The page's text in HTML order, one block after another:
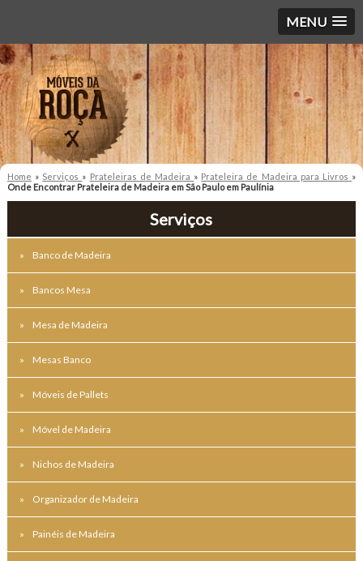
MENU
Home » Serviços » Prateleiras de Madeira » Prateleira de Madeira para Livros »
Onde Encontrar Prateleira de Madeira em São Paulo em Paulínia
Serviços
Banco de Madeira
Bancos Mesa
Mesa de Madeira
Mesas Banco
Móveis de Pallets
Móvel de Madeira
Nichos de Madeira
Organizador de Madeira
Painéis de Madeira